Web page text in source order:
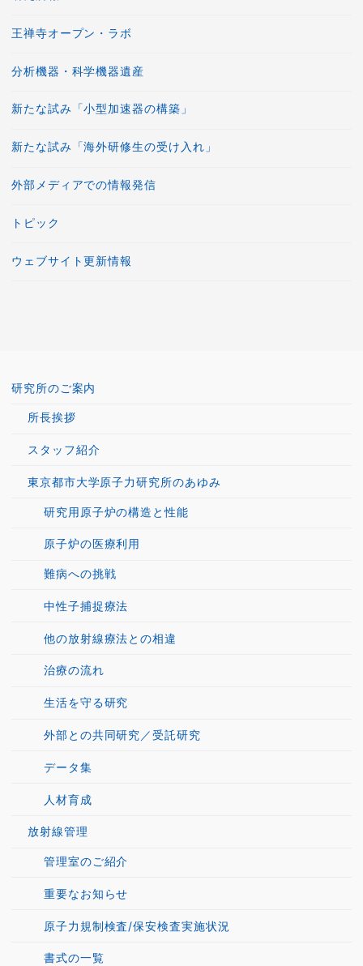
王禅寺オープン・ラボ
分析機器・科学機器遺産
新たな試み「小型加速器の構築」
新たな試み「海外研修生の受け入れ」
外部メディアでの情報発信
トピック
ウェブサイト更新情報
研究所のご案内
所長挨拶
スタッフ紹介
東京都市大学原子力研究所のあゆみ
研究用原子炉の構造と性能
原子炉の医療利用
難病への挑戦
中性子捕捉療法
他の放射線療法との相違
治療の流れ
生活を守る研究
外部との共同研究／受託研究
データ集
人材育成
放射線管理
管理室のご紹介
重要なお知らせ
原子力規制検査/保安検査実施状況
書式の一覧